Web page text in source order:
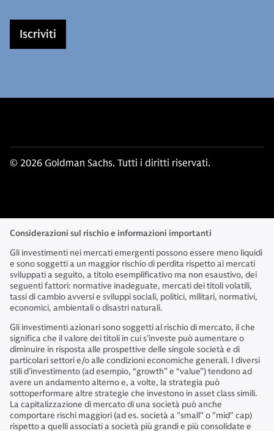
Iscriviti
© 2026 Goldman Sachs. Tutti i diritti riservati.
Considerazioni sul rischio e informazioni importanti
Gli investimenti nei mercati emergenti possono essere meno liquidi
e sono soggetti a un maggior rischio di perdita rispetto ai mercati
sviluppati a seguito, a titolo esemplificativo ma non esaustivo, dei
seguenti fattori: normative inadeguate, mercati dei titoli volatili,
tassi di cambio avversi e sviluppi sociali, politici, militari, normativi,
economici, ambientali o disastri naturali.
Gli investimenti azionari sono soggetti al rischio di mercato, il che
significa che il valore dei titoli in cui s’investe può aumentare o
diminuire in risposta alle prospettive delle singole società e di
particolari settori e/o alle condizioni economiche generali. I diversi
stili d’investimento (ad esempio, “growth” e “value”) tendono ad
avere un andamento alterno e, a volte, la strategia può
sottoperformare altre strategie che investono in asset class simili.
La capitalizzazione di mercato di una società può anche
comportare rischi maggiori (ad es. società a "small" o "mid" cap)
rispetto a quelli associati a società più grandi e più consolidate e